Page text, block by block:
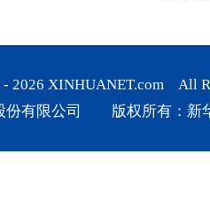
- 2026 XINHUANET.com All
份有限公司 版权所有：新